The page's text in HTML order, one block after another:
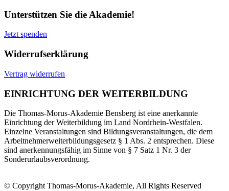
Unterstützen Sie die Akademie!
Jetzt spenden
Widerrufserklärung
Vertrag widerrufen
EINRICHTUNG DER WEITERBILDUNG
Die Thomas-Morus-Akademie Bensberg ist eine anerkannte
Einrichtung der Weiterbildung im Land Nordrhein-Westfalen.
Einzelne Veranstaltungen sind Bildungsveranstaltungen, die dem
Arbeitnehmerweiterbildungsgesetz § 1 Abs. 2 entsprechen. Diese
sind anerkennungsfähig im Sinne von § 7 Satz 1 Nr. 3 der
Sonderurlaubsverordnung.
© Copyright Thomas-Morus-Akademie, All Rights Reserved